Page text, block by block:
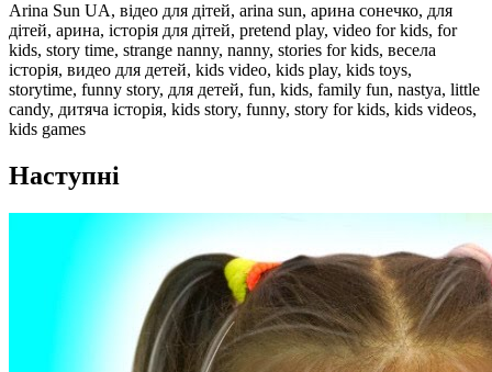
Arina Sun UA, відео для дітей, arina sun, арина сонечко, для
дітей, арина, історія для дітей, pretend play, video for kids, for
kids, story time, strange nanny, nanny, stories for kids, весела
історія, видео для детей, kids video, kids play, kids toys,
storytime, funny story, для детей, fun, kids, family fun, nastya, little
candy, дитяча історія, kids story, funny, story for kids, kids videos,
kids games
Наступні